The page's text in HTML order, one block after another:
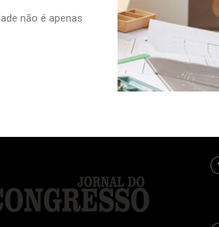
não é apenas